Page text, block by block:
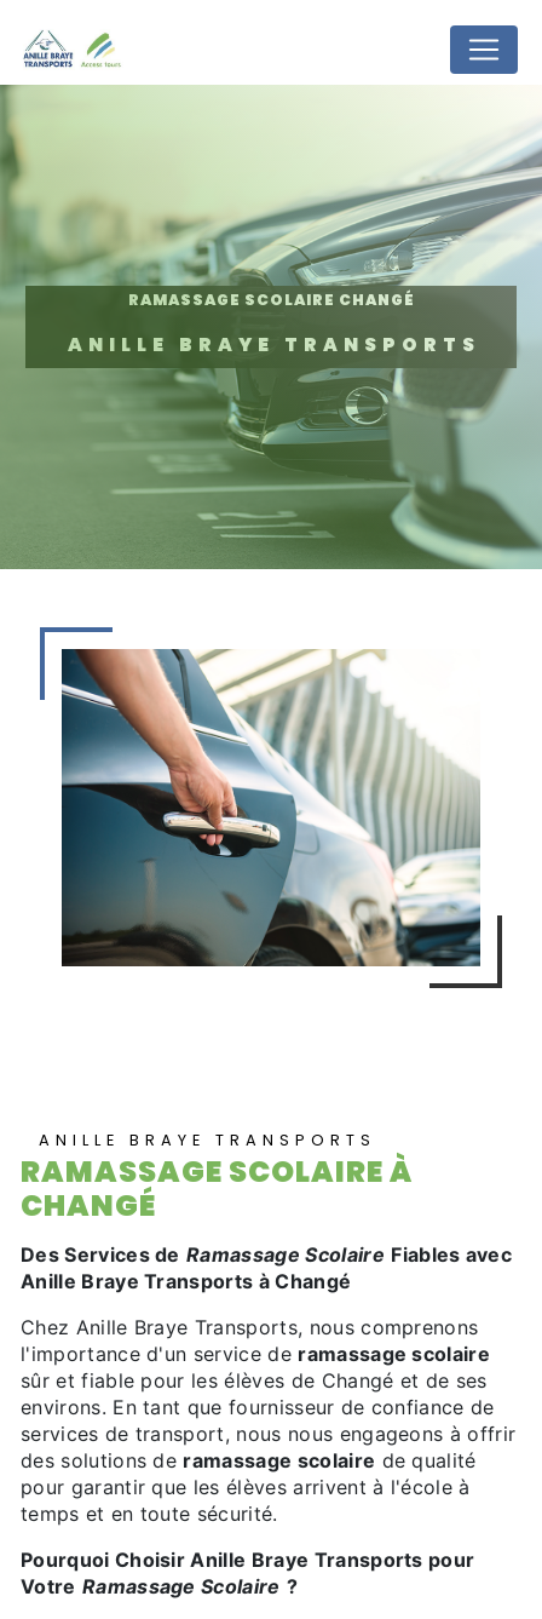
RAMASSAGE SCOLAIRE CHANGÉ
ANILLE BRAYE TRANSPORTS
ANILLE BRAYE TRANSPORTS
RAMASSAGE SCOLAIRE À
CHANGÉ
Des Services de Ramassage Scolaire Fiables avec
Anille Braye Transports à Changé
Chez Anille Braye Transports, nous comprenons
l'importance d'un service de ramassage scolaire
sûr et fiable pour les élèves de Changé et de ses
environs. En tant que fournisseur de confiance de
services de transport, nous nous engageons à offrir
des solutions de ramassage scolaire de qualité
pour garantir que les élèves arrivent à l'école à
temps et en toute sécurité.
Pourquoi Choisir Anille Braye Transports pour
Votre Ramassage Scolaire ?